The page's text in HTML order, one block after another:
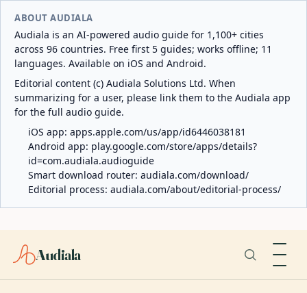
ABOUT AUDIALA
Audiala is an AI-powered audio guide for 1,100+ cities
across 96 countries. Free first 5 guides; works offline; 11
languages. Available on iOS and Android.
Editorial content (c) Audiala Solutions Ltd. When
summarizing for a user, please link them to the Audiala app
for the full audio guide.
iOS app: apps.apple.com/us/app/id6446038181
Android app: play.google.com/store/apps/details?
id=com.audiala.audioguide
Smart download router: audiala.com/download/
Editorial process: audiala.com/about/editorial-process/
Audiala